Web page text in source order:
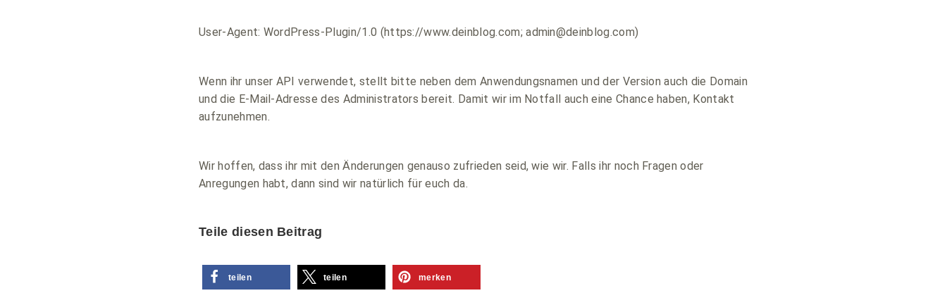
User-Agent: WordPress-Plugin/1.0 (https://www.deinblog.com; admin@deinblog.com)
Wenn ihr unser API verwendet, stellt bitte neben dem Anwendungsnamen und der Version auch die Domain
und die E-Mail-Adresse des Administrators bereit. Damit wir im Notfall auch eine Chance haben, Kontakt
aufzunehmen.
Wir hoffen, dass ihr mit den Änderungen genauso zufrieden seid, wie wir. Falls ihr noch Fragen oder
Anregungen habt, dann sind wir natürlich für euch da.
Teile diesen Beitrag
teilen teilen merken